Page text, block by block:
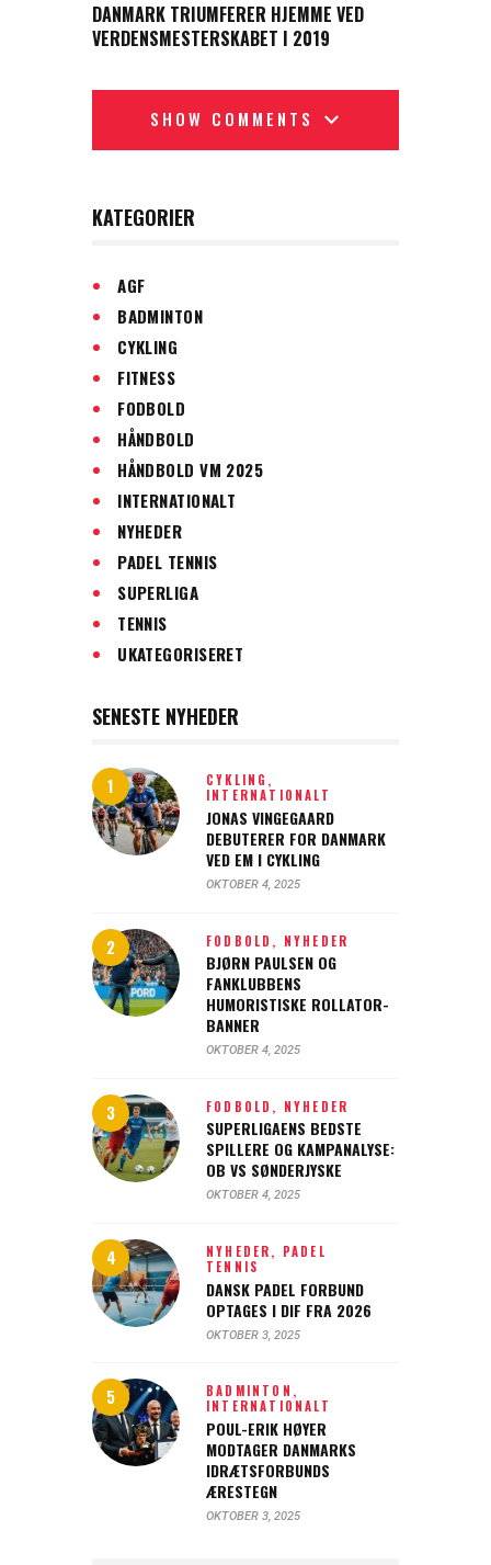
DANMARK TRIUMFERER HJEMME VED
VERDENSMESTERSKABET I 2019
SHOW COMMENTS
KATEGORIER
AGF
BADMINTON
CYKLING
FITNESS
FODBOLD
HÅNDBOLD
HÅNDBOLD VM 2025
INTERNATIONALT
NYHEDER
PADEL TENNIS
SUPERLIGA
TENNIS
UKATEGORISERET
SENESTE NYHEDER
CYKLING,
INTERNATIONALT
JONAS VINGEGAARD
DEBUTERER FOR DANMARK
VED EM I CYKLING
OKTOBER 4, 2025
FODBOLD, NYHEDER
BJØRN PAULSEN OG
FANKLUBBENS
HUMORISTISKE ROLLATOR-
BANNER
OKTOBER 4, 2025
FODBOLD, NYHEDER
SUPERLIGAENS BEDSTE
SPILLERE OG KAMPANALYSE:
OB VS SØNDERJYSKE
OKTOBER 4, 2025
NYHEDER, PADEL
TENNIS
DANSK PADEL FORBUND
OPTAGES I DIF FRA 2026
OKTOBER 3, 2025
BADMINTON,
INTERNATIONALT
POUL-ERIK HØYER
MODTAGER DANMARKS
IDRÆTSFORBUNDS
ÆRESTEGN
OKTOBER 3, 2025